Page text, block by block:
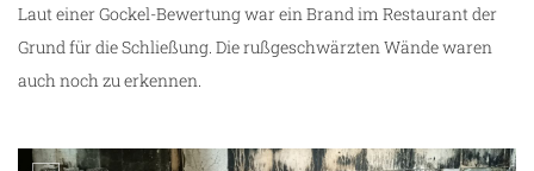
Laut einer Gockel-Bewertung war ein Brand im Restaurant der
Grund für die Schließung. Die rußgeschwärzten Wände waren
auch noch zu erkennen.